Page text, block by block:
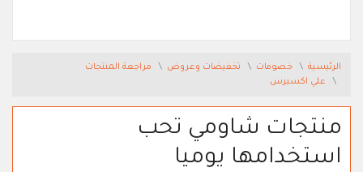
الرئيسية خصومات تخفيضات وعروض
مراجعة المنتجات
علي اكسبرس
منتجات شاومي تحب
استخدامها يوميا